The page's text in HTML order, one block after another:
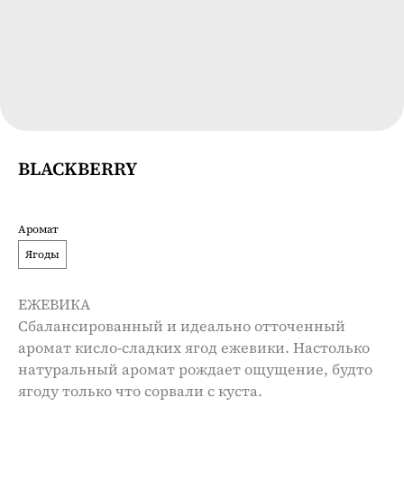
BLACKBERRY
Аромат
Ягоды
ЕЖЕВИКА
Сбалансированный и идеально отточенный
аромат кисло-сладких ягод ежевики. Настолько
натуральный аромат рождает ощущение, будто
ягоду только что сорвали с куста.